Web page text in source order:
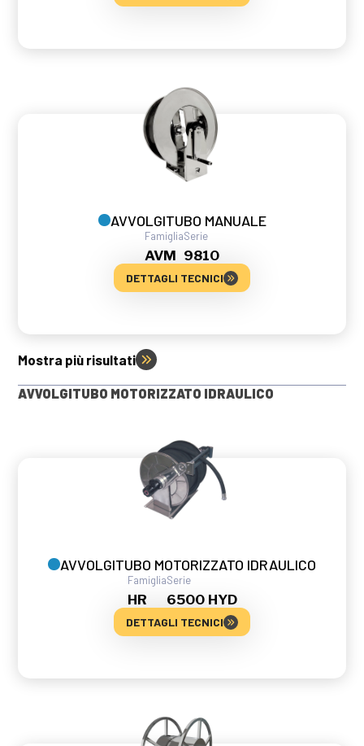
AVVOLGITUBO MANUALE
Famiglia
AVM
Serie
9810
DETTAGLI TECNICI
Mostra più risultati
AVVOLGITUBO MOTORIZZATO IDRAULICO
AVVOLGITUBO MOTORIZZATO IDRAULICO
Famiglia
HR
Serie
6500 HYD
DETTAGLI TECNICI